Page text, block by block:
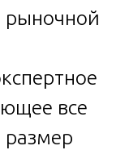
рыночной
все